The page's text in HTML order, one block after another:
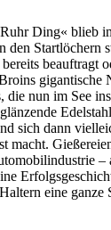
Ding« blieb
den Startlöchern
beauftragt
gigantische
die nun im See
sich dann
macht.
–
eine ganze